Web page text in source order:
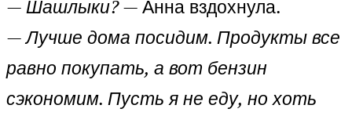
— Шашлыки?— Анна вздохнула.
—Лучше дома посидим. Продукты все
равно покупать, а вот бензин
сэкономим. Пусть я не еду, но хоть